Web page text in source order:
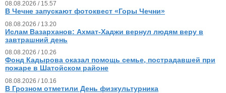
08.08.2026 / 15.57
В Чечне запускают фотоквест «Горы Чечни»
08.08.2026 / 13.20
Ислам Вазарханов: Ахмат-Хаджи вернул людям веру в
завтрашний день
08.08.2026 / 10.26
Фонд Кадырова оказал помощь семье, пострадавшей при
пожаре в Шатойском районе
08.08.2026 / 10.16
В Грозном отметили День физкультурника